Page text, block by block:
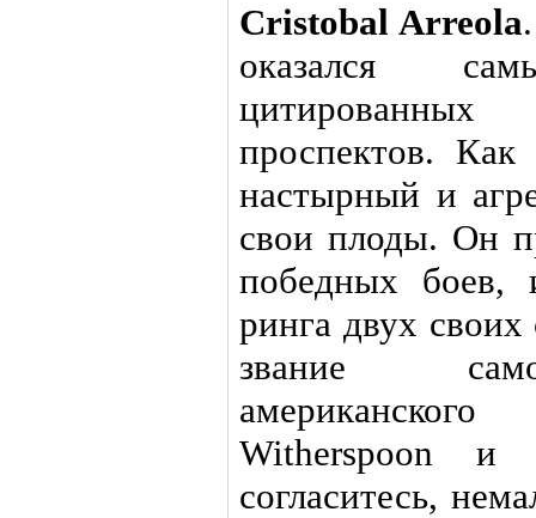
Cristobal Arreola
оказался
проспектов.
настырный и
свои плоды. Он
победных боев,
ринга двух
звание
Witherspoon
согласитесь,